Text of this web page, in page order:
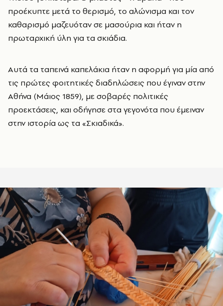
προέκυπτε μετά το θερισμό, το αλώνισμα και τον
καθαρισμό μαζευόταν σε μασούρια και ήταν η
πρωταρχική ύλη για τα σκιάδια.
Αυτά τα ταπεινά καπελάκια ήταν η αφορμή για μία από
τις πρώτες φοιτητικές διαδηλώσεις που έγιναν στην
Αθήνα (Μάιος 1859), με σοβαρές πολιτικές
προεκτάσεις, και οδήγησε στα γεγονότα που έμειναν
στην ιστορία ως τα «Σκιαδικά».